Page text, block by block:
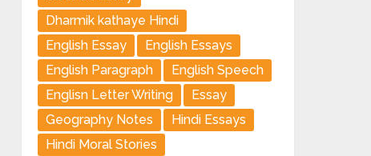
Dharmik kathaye Hindi
English Essay
English Essays
English Paragraph
English Speech
Englisn Letter Writing
Essay
Geography Notes
Hindi Essays
Hindi Moral Stories